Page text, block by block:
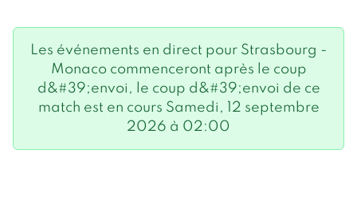
Les événements en direct pour Strasbourg -
Monaco commenceront après le coup
d&#39;envoi, le coup d&#39;envoi de ce
match est en cours Samedi, 12 septembre
2026 à 02:00